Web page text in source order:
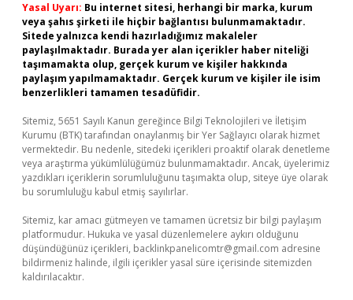
Yasal Uyarı: Bu internet sitesi, herhangi bir marka, kurum
veya şahıs şirketi ile hiçbir bağlantısı bulunmamaktadır.
Sitede yalnızca kendi hazırladığımız makaleler
paylaşılmaktadır. Burada yer alan içerikler haber niteliği
taşımamakta olup, gerçek kurum ve kişiler hakkında
paylaşım yapılmamaktadır. Gerçek kurum ve kişiler ile isim
benzerlikleri tamamen tesadüfidir.
Sitemiz, 5651 Sayılı Kanun gereğince Bilgi Teknolojileri ve İletişim
Kurumu (BTK) tarafından onaylanmış bir Yer Sağlayıcı olarak hizmet
vermektedir. Bu nedenle, sitedeki içerikleri proaktif olarak denetleme
veya araştırma yükümlülüğümüz bulunmamaktadır. Ancak, üyelerimiz
yazdıkları içeriklerin sorumluluğunu taşımakta olup, siteye üye olarak
bu sorumluluğu kabul etmiş sayılırlar.
Sitemiz, kar amacı gütmeyen ve tamamen ücretsiz bir bilgi paylaşım
platformudur. Hukuka ve yasal düzenlemelere aykırı olduğunu
düşündüğünüz içerikleri, backlinkpanelicomtr@gmail.com adresine
bildirmeniz halinde, ilgili içerikler yasal süre içerisinde sitemizden
kaldırılacaktır.